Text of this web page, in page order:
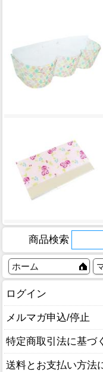
商品検索
ホーム
ログイン
メルマガ申込/停止
特定商取引法に基づ
送料とお支払い方法